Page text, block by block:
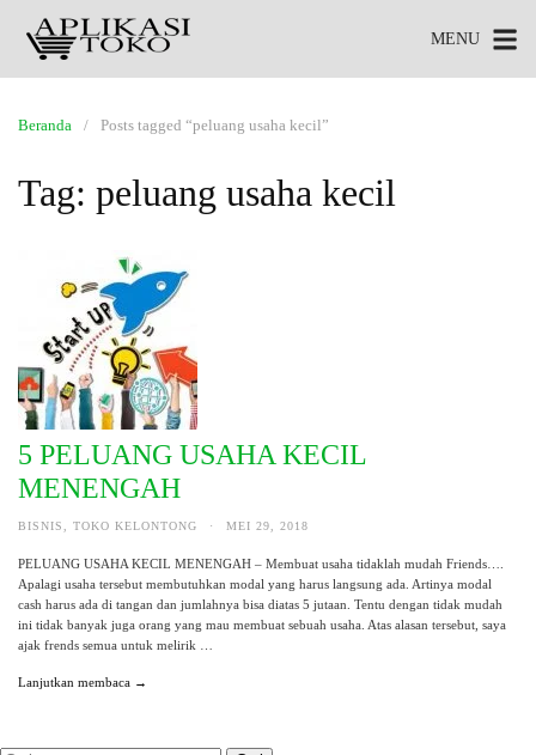
MENU
Beranda Posts tagged “peluang usaha kecil”
Tag: peluang usaha kecil
5 PELUANG USAHA KECIL
MENENGAH
BISNIS TOKO KELONTONG · MEI 29, 2018
PELUANG USAHA KECIL MENENGAH – Membuat usaha tidaklah mudah Friends….
Apalagi usaha tersebut membutuhkan modal yang harus langsung ada. Artinya modal
cash harus ada di tangan dan jumlahnya bisa diatas 5 jutaan. Tentu dengan tidak mudah
ini tidak banyak juga orang yang mau membuat sebuah usaha. Atas alasan tersebut, saya
ajak frends semua untuk melirik …
Lanjutkan membaca →